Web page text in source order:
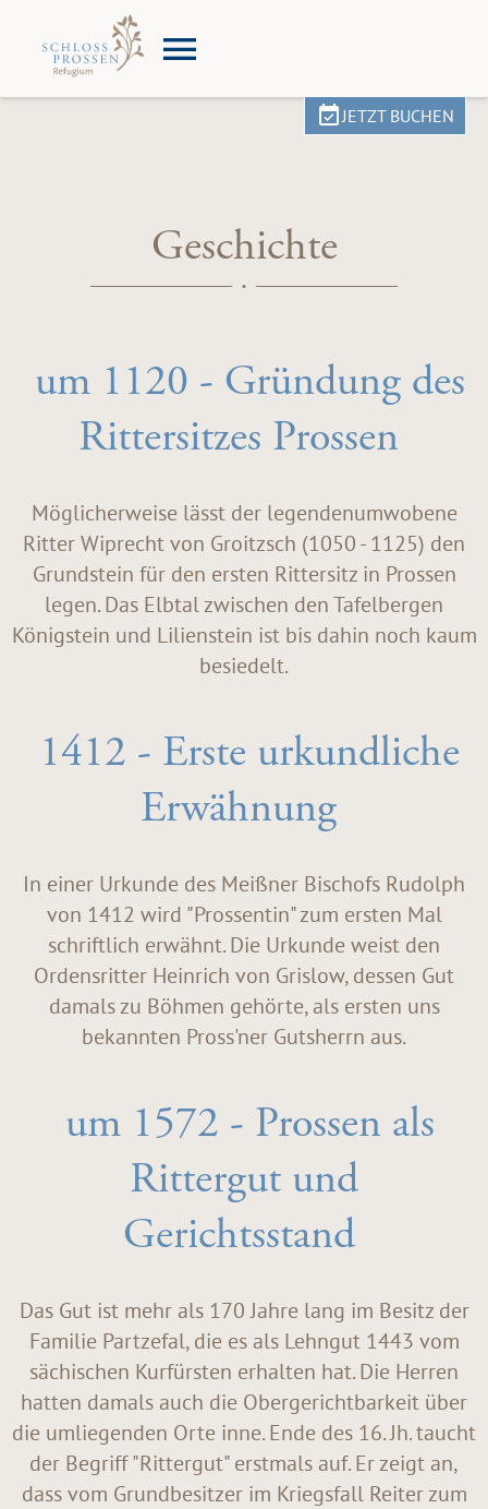
JETZT BUCHEN
Geschichte
um 1120 - Gründung des
Rittersitzes Prossen
Möglicherweise lässt der legendenumwobene
Ritter Wiprecht von Groitzsch (1050 - 1125) den
Grundstein für den ersten Rittersitz in Prossen
legen. Das Elbtal zwischen den Tafelbergen
Königstein und Lilienstein ist bis dahin noch kaum
besiedelt.
1412 - Erste urkundliche
Erwähnung
In einer Urkunde des Meißner Bischofs Rudolph
von 1412 wird "Prossentin" zum ersten Mal
schriftlich erwähnt. Die Urkunde weist den
Ordensritter Heinrich von Grislow, dessen Gut
damals zu Böhmen gehörte, als ersten uns
bekannten Pross'ner Gutsherrn aus.
um 1572 - Prossen als
Rittergut und
Gerichtsstand
Das Gut ist mehr als 170 Jahre lang im Besitz der
Familie Partzefal, die es als Lehngut 1443 vom
sächischen Kurfürsten erhalten hat. Die Herren
hatten damals auch die Obergerichtbarkeit über
die umliegenden Orte inne. Ende des 16. Jh. taucht
der Begriff "Rittergut" erstmals auf. Er zeigt an,
dass vom Grundbesitzer im Kriegsfall Reiter zum